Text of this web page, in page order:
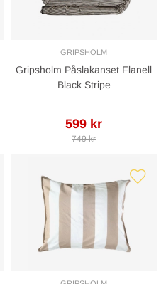
GRIPSHOLM
Gripsholm Påslakanset Flanell
Black Stripe
599 kr
749 kr